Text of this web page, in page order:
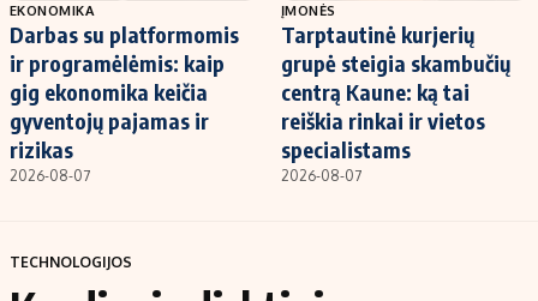
EKONOMIKA
Darbas su platformomis
ir programėlėmis: kaip
gig ekonomika keičia
gyventojų pajamas ir
rizikas
2026-08-07
ĮMONĖS
Tarptautinė kurjerių
grupė steigia skambučių
centrą Kaune: ką tai
reiškia rinkai ir vietos
specialistams
2026-08-07
TECHNOLOGIJOS